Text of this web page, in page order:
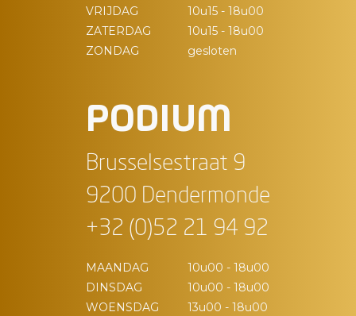
VRIJDAG
10u15 - 18u00
ZATERDAG
10u15 - 18u00
ZONDAG
gesloten
PODIUM
Brusselsestraat 9
9200 Dendermonde
+32 (0)52 21 94 92
MAANDAG
10u00 - 18u00
DINSDAG
10u00 - 18u00
WOENSDAG
13u00 - 18u00